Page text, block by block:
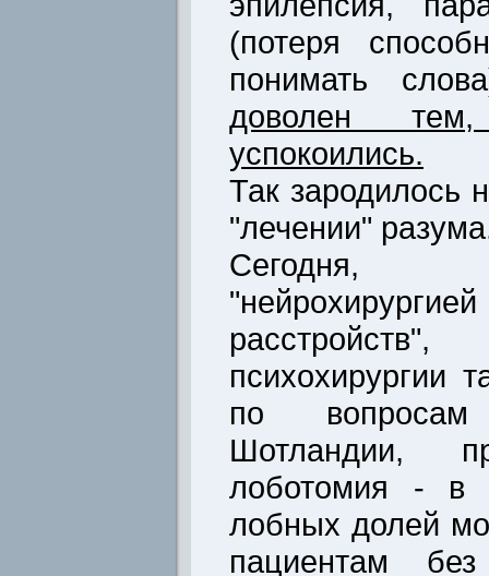
(потеря
понимать
доволен
успокоились.
Так зародилось
"лечении"
Сегодня,
психохирургии
по вопросам
Шотландии,
лоботомия - в
лобных долей
пациентам